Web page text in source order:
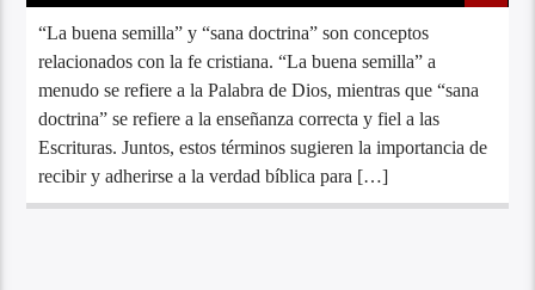
“La buena semilla” y “sana doctrina” son conceptos
relacionados con la fe cristiana. “La buena semilla” a
menudo se refiere a la Palabra de Dios, mientras que “sana
doctrina” se refiere a la enseñanza correcta y fiel a las
Escrituras. Juntos, estos términos sugieren la importancia de
recibir y adherirse a la verdad bíblica para […]